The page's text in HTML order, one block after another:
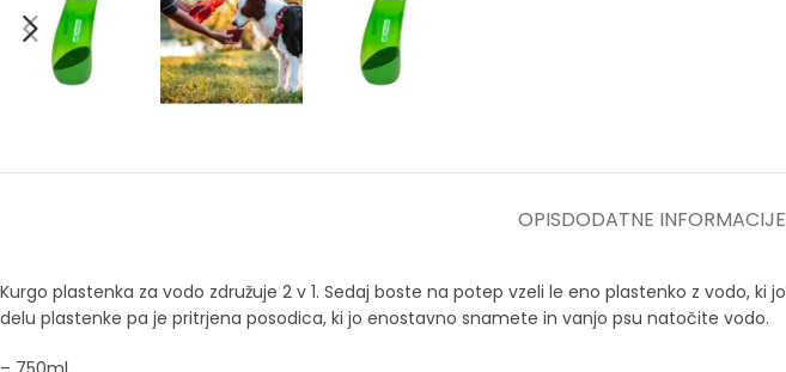
OPISDODATNE INFORMACIJE
Kurgo plastenka za vodo združuje 2 v 1. Sedaj boste na potep vzeli le eno plastenko z vodo,
delu plastenke pa je pritrjena posodica, ki jo enostavno snamete in vanjo psu natočite vodo.